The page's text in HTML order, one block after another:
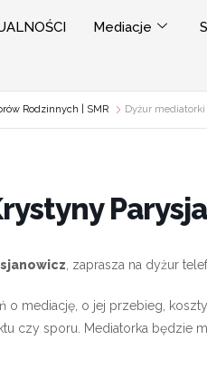
Mediacje
Rodzinnych | SMR Dyżur
, zaprasza na dyżur
o mediację, o jej przebieg,
czy sporu. Mediatorka będzie